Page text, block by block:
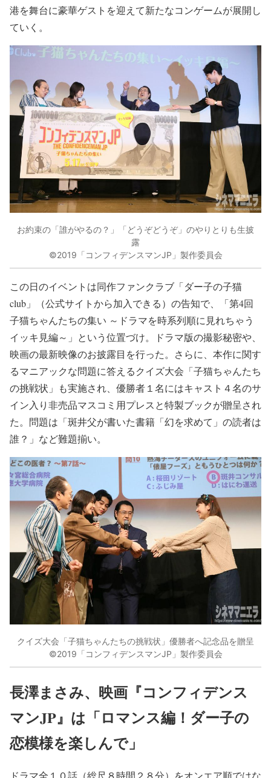
港を舞台に豪華ゲストを迎えて新たなコンゲームが展開し
ていく。
お約束の「誰がやるの？」「どうぞどうぞ」のやりとりも生披
露
©2019「コンフィデンスマンJP」製作委員会
この日のイベントは同作ファンクラブ「ダー子の子猫
club」（公式サイトから加入できる）の告知で、「第4回
子猫ちゃんたちの集い ～ドラマを時系列順に見れちゃう
イッキ見編～」という位置づけ。ドラマ版の撮影秘密や、
映画の最新映像のお披露目を行った。さらに、本作に関す
るマニアックな問題に答えるクイズ大会「子猫ちゃんたち
の挑戦状」も実施され、優勝者１名にはキャスト４名のサ
イン入り非売品マスコミ用プレスと特製ブックが贈呈され
た。問題は「斑井父が書いた書籍「幻を求めて」の読者は
誰？」など難題揃い。
クイズ大会「子猫ちゃんたちの挑戦状」優勝者へ記念品を贈呈
©2019「コンフィデンスマンJP」製作委員会
長澤まさみ、映画『コンフィデンス
マンJP』は「ロマンス編！ダー子の
恋模様を楽しんで」